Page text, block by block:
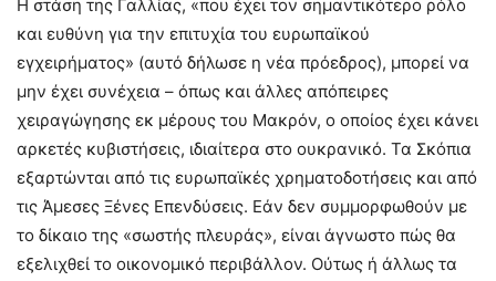
Η στάση της Γαλλίας, «που έχει τον σημαντικότερο ρόλο
και ευθύνη για την επιτυχία του ευρωπαϊκού
εγχειρήματος» (αυτό δήλωσε η νέα πρόεδρος), μπορεί να
μην έχει συνέχεια – όπως και άλλες απόπειρες
χειραγώγησης εκ μέρους του Μακρόν, ο οποίος έχει κάνει
αρκετές κυβιστήσεις, ιδιαίτερα στο ουκρανικό. Τα Σκόπια
εξαρτώνται από τις ευρωπαϊκές χρηματοδοτήσεις και από
τις Άμεσες Ξένες Επενδύσεις. Εάν δεν συμμορφωθούν με
το δίκαιο της «σωστής πλευράς», είναι άγνωστο πώς θα
εξελιχθεί το οικονομικό περιβάλλον. Ούτως ή άλλως τα